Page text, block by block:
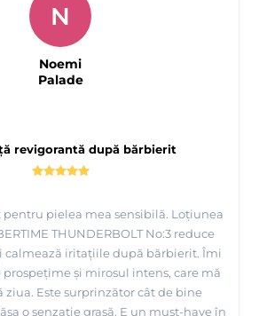
revigorantă după bărbierit
pentru pielea mea sensibilă. Loțiunea
THUNDERBOLT No:3 reduce
calmează iritațiile după bărbierit. Îmi
prospețime și mirosul intens, care mă
ziua. Este surprinzător cât de bine
o senzație grasă. E un must-have în
N
Noemi
Palade